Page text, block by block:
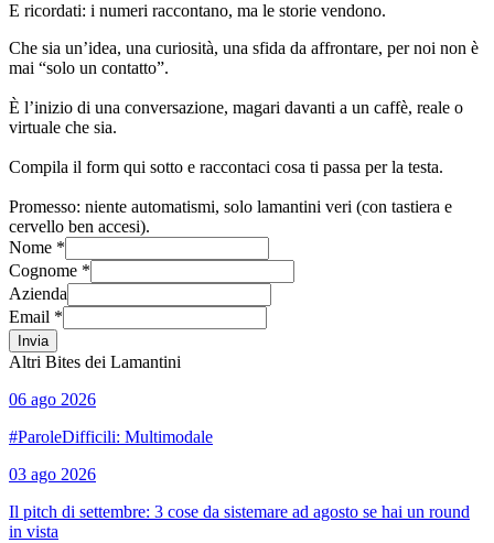
E ricordati: i numeri raccontano, ma le storie vendono.
Che sia un’idea, una curiosità, una sfida da affrontare, per noi non è
mai “solo un contatto”.
È l’inizio di una conversazione, magari davanti a un caffè, reale o
virtuale che sia.
Compila il form qui sotto e raccontaci cosa ti passa per la testa.
Promesso: niente automatismi, solo lamantini veri (con tastiera e
cervello ben accesi).
Nome *
Cognome *
Azienda
Email *
Invia
Altri Bites dei Lamantini
06 ago 2026
#ParoleDifficili: Multimodale
03 ago 2026
Il pitch di settembre: 3 cose da sistemare ad agosto se hai un round
in vista